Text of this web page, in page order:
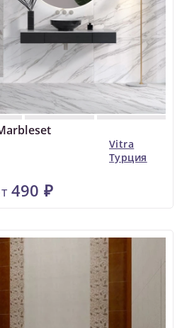
Vitra
Турция
490 ₽